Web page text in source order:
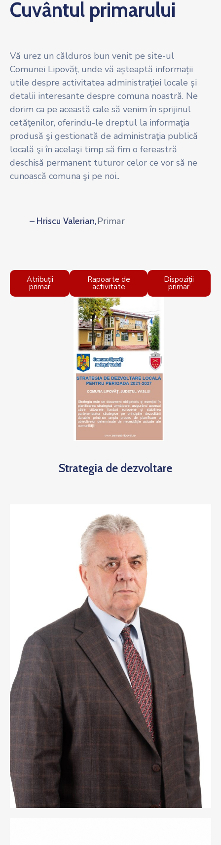
Cuvântul primarului
Vă urez un călduros bun venit pe site-ul
Comunei Lipovăț, unde vă așteaptă informații
utile despre activitatea administrației locale și
detalii interesante despre comuna noastră. Ne
dorim ca pe această cale să venim în sprijinul
cetăţenilor, oferindu-le dreptul la informaţia
produsă şi gestionată de administraţia publică
locală şi în acelaşi timp să fim o fereastră
deschisă permanent tuturor celor ce vor să ne
cunoască comuna şi pe noi..
– Hriscu Valerian,Primar
Atribuții
primar
Rapoarte de
activitate
Dispoziții
primar
Strategia de dezvoltare